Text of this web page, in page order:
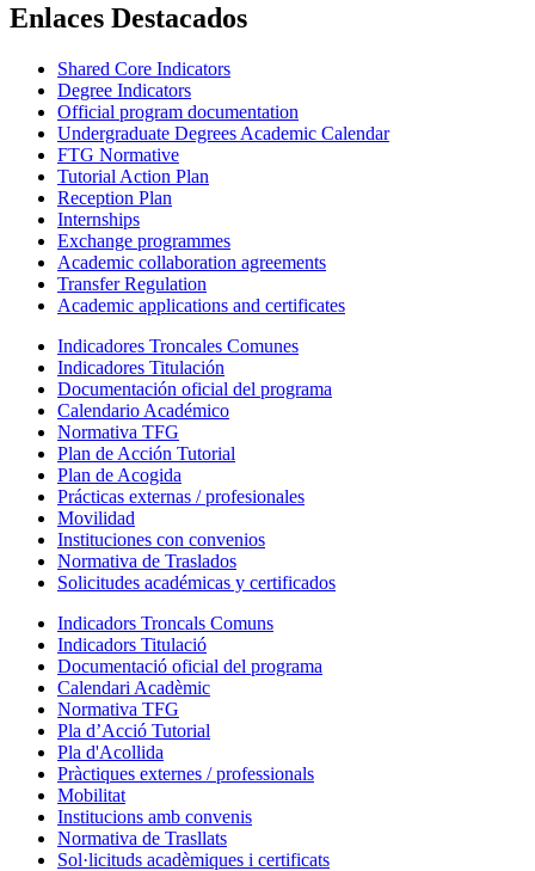
Enlaces Destacados
Shared Core Indicators
Degree Indicators
Official program documentation
Undergraduate Degrees Academic Calendar
FTG Normative
Tutorial Action Plan
Reception Plan
Internships
Exchange programmes
Academic collaboration agreements
Transfer Regulation
Academic applications and certificates
Indicadores Troncales Comunes
Indicadores Titulación
Documentación oficial del programa
Calendario Académico
Normativa TFG
Plan de Acción Tutorial
Plan de Acogida
Prácticas externas / profesionales
Movilidad
Instituciones con convenios
Normativa de Traslados
Solicitudes académicas y certificados
Indicadors Troncals Comuns
Indicadors Titulació
Documentació oficial del programa
Calendari Acadèmic
Normativa TFG
Pla d’Acció Tutorial
Pla d'Acollida
Pràctiques externes / professionals
Mobilitat
Institucions amb convenis
Normativa de Trasllats
Sol·licituds acadèmiques i certificats